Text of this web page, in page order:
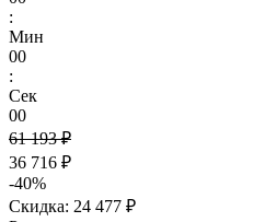
:
Мин
00
:
Сек
00
61 193 ₽
36 716 ₽
-40%
Скидка: 24 477 ₽